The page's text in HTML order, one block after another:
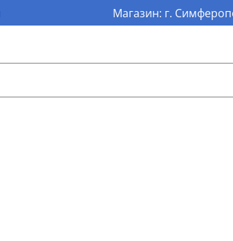
Магазин: г.